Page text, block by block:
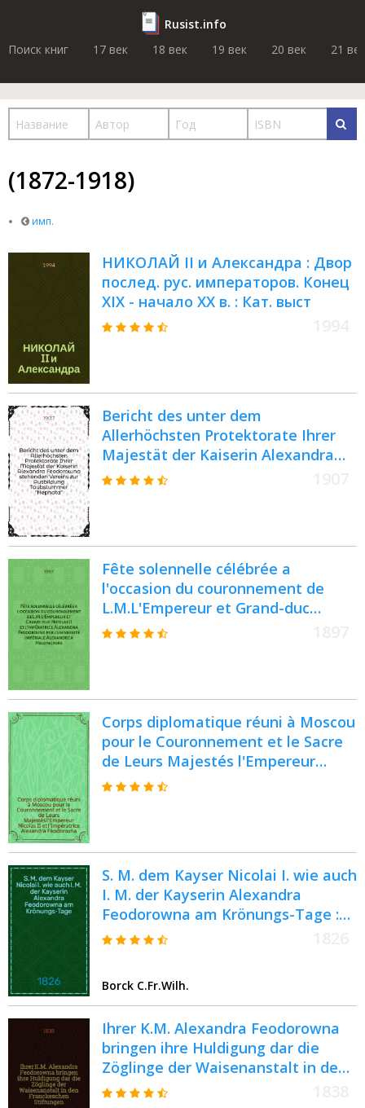
Rusist.info
Поиск книг
17 век 18 век 19 век 20 век 21 век
(1872-1918)
имп.
НИКОЛАЙ II и Александра : Двор
послед. рус. императоров. Конец
XIX - начало XX в. : Кат. выст
Bericht des unter dem
Allerhöchsten Protektorate Ihrer
Majestät der Kaiserin Alexandra
Feodorowna stehenden Vereins zur
Fête solennelle célébrée a
l'occasion du couronnement de
L.M.L'Empereur et Grand-duc
Nicolas II et l'Impératrice
Corps diplomatique réuni à Moscou
pour le Couronnement et le Sacre
de Leurs Majestés l'Empereur
Nicolas II et l'Impératrice
S. M. dem Kayser Nicolai I. wie auch
I. M. der Kayserin Alexandra
Feodorowna am Krönungs-Tage :
Pièce de vers
Borck C.Fr.Wilh.
Ihrer K.M. Alexandra Feodorowna
bringen ihre Huldigung dar die
Zöglinge der Waisenanstalt in den
Franckeschen Stiftungen : Pièce de